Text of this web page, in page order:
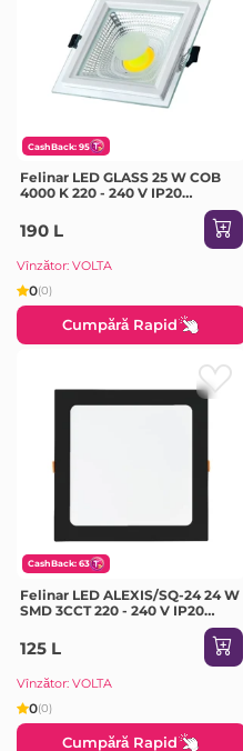
CashBack: 95
Felinar LED GLASS 25 W COB
4000 K 220 - 240 V IP20
190 L
Vînzător: VOLTA
0(0)
Cumpără Rapid
CashBack: 63
Felinar LED ALEXIS/SQ-24 24 W
SMD 3CCT 220 - 240 V IP20
125 L
Vînzător: VOLTA
0(0)
Cumpără Rapid